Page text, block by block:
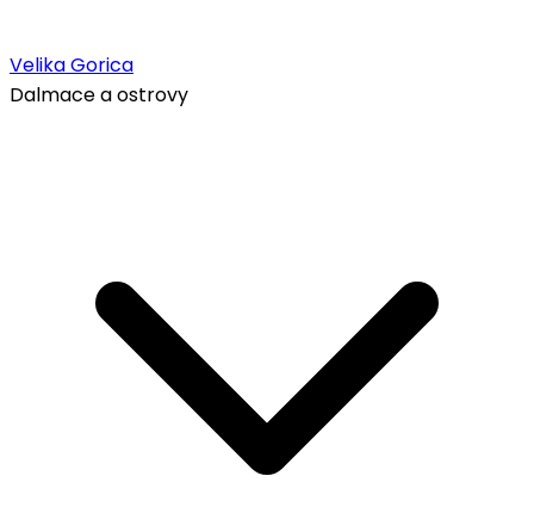
Velika Gorica
Dalmace a ostrovy